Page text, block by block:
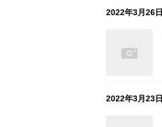
2022年3月26日
2022年3月23日